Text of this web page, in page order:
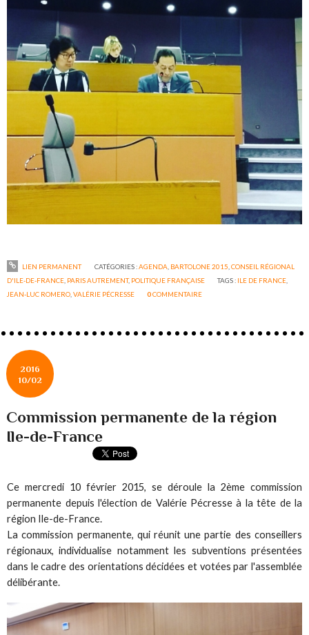
LIEN PERMANENT CATÉGORIES :AGENDA BARTOLONE 2015 CONSEIL RÉGIONAL
D'ILE-DE-FRANCE PARIS AUTREMENT, POLITIQUE FRANÇAISE TAGS : ILE DE FRANCE
JEAN-LUC ROMERO ,VALÉRIE PÉCRESSE 0COMMENTAIRE
2016
10/02
Commission permanente de la région
Ile-de-France
Ce mercredi 10 février 2015, se déroule la 2ème commission
permanente depuis l'élection de Valérie Pécresse à la tête de la
région Ile-de-France.
La commission permanente, qui réunit une partie des conseillers
régionaux, individualise notamment les subventions présentées
dans le cadre des orientations décidées et votées par l'assemblée
délibérante.